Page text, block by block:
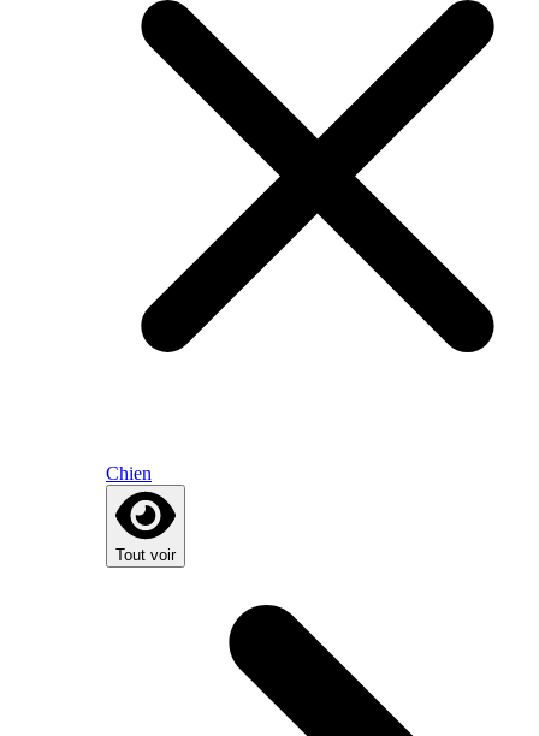
Chien
Tout voir